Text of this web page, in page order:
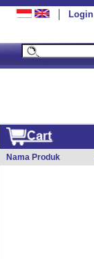
Login
Nama Produk